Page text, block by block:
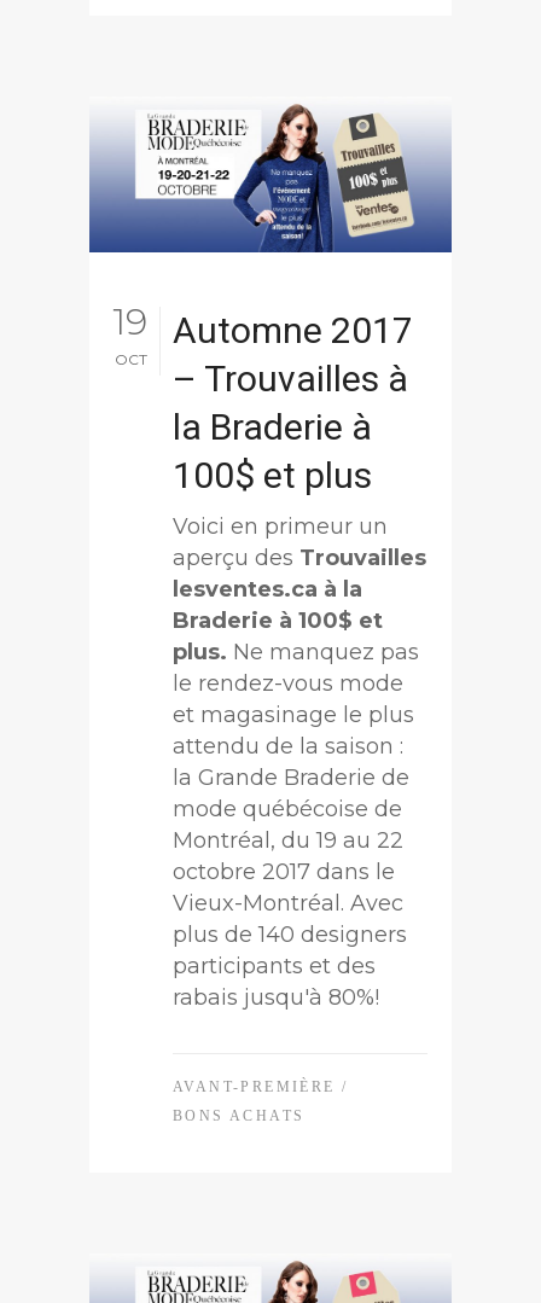
19
OCT
Automne 2017
– Trouvailles à
la Braderie à
100$ et plus
Voici en primeur un
aperçu des Trouvailles
lesventes.ca à la
Braderie à 100$ et
plus. Ne manquez pas
le rendez-vous mode
et magasinage le plus
attendu de la saison :
la Grande Braderie de
mode québécoise de
Montréal, du 19 au 22
octobre 2017 dans le
Vieux-Montréal. Avec
plus de 140 designers
participants et des
rabais jusqu'à 80%!
AVANT-PREMIÈRE /
BONS ACHATS